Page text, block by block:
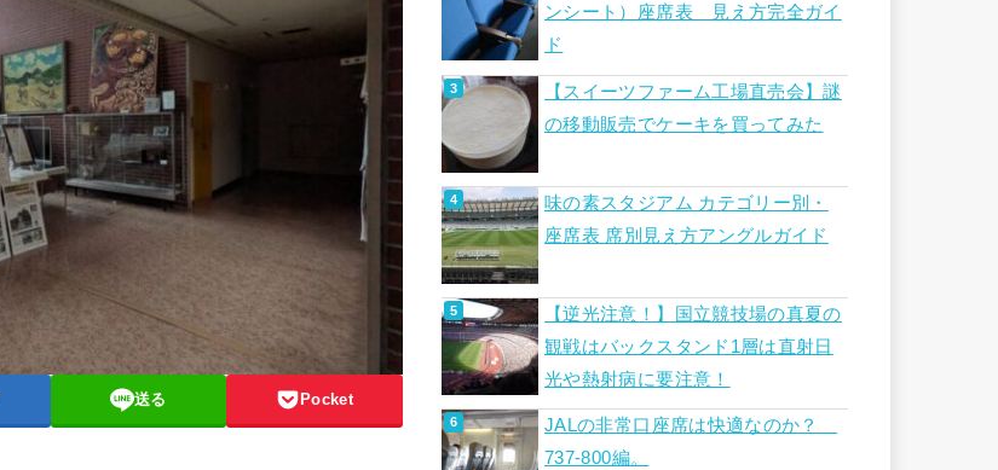
送る Pocket
ンシート）座席表 見え方完全ガイ
ド
【スイーツファーム工場直売会】謎
の移動販売でケーキを買ってみた
味の素スタジアム カテゴリー別・
座席表 席別見え方アングルガイド
【逆光注意！】国立競技場の真夏の
観戦はバックスタンド1層は直射日
光や熱射病に要注意！
JALの非常口座席は快適なのか？
737-800編。